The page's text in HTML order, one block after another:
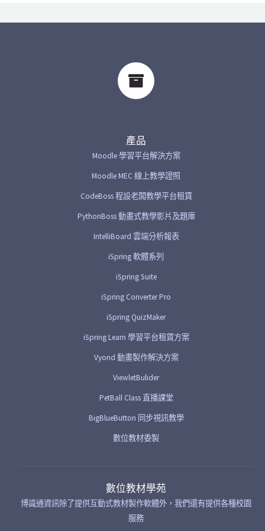
產品
Moodle 學習平台解決方案
Moodle MEC 線上教學證照
CodeBoss 程設老闆教學平台租賃
PythonBoss 動畫式教學影片及題庫
IntelliBoard 雲端分析報表
iSpring 軟體系列
iSpring Suite
iSpring Converter Pro
iSpring QuizMaker
iSpring Learn 學習平台租賃方案
Vyond 動畫製作解決方案
ViewletBulider
PetBall Class 直播課堂
BigBlueButton 同步視訊教學
數位教材委製
數位教材學苑
博識通資訊除了提供互動式教材製作軟體外，我們還有提供各種校園
服務